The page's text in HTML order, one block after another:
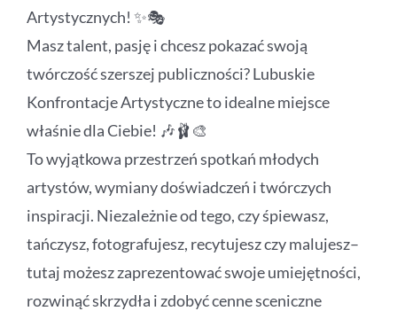
Artystycznych! ✨🎭
Masz talent, pasję i chcesz pokazać swoją
twórczość szerszej publiczności? Lubuskie
Konfrontacje Artystyczne to idealne miejsce
właśnie dla Ciebie! 🎶🩰🎨
To wyjątkowa przestrzeń spotkań młodych
artystów, wymiany doświadczeń i twórczych
inspiracji. Niezależnie od tego, czy śpiewasz,
tańczysz, fotografujesz, recytujesz czy malujesz–
tutaj możesz zaprezentować swoje umiejętności,
rozwinąć skrzydła i zdobyć cenne sceniczne